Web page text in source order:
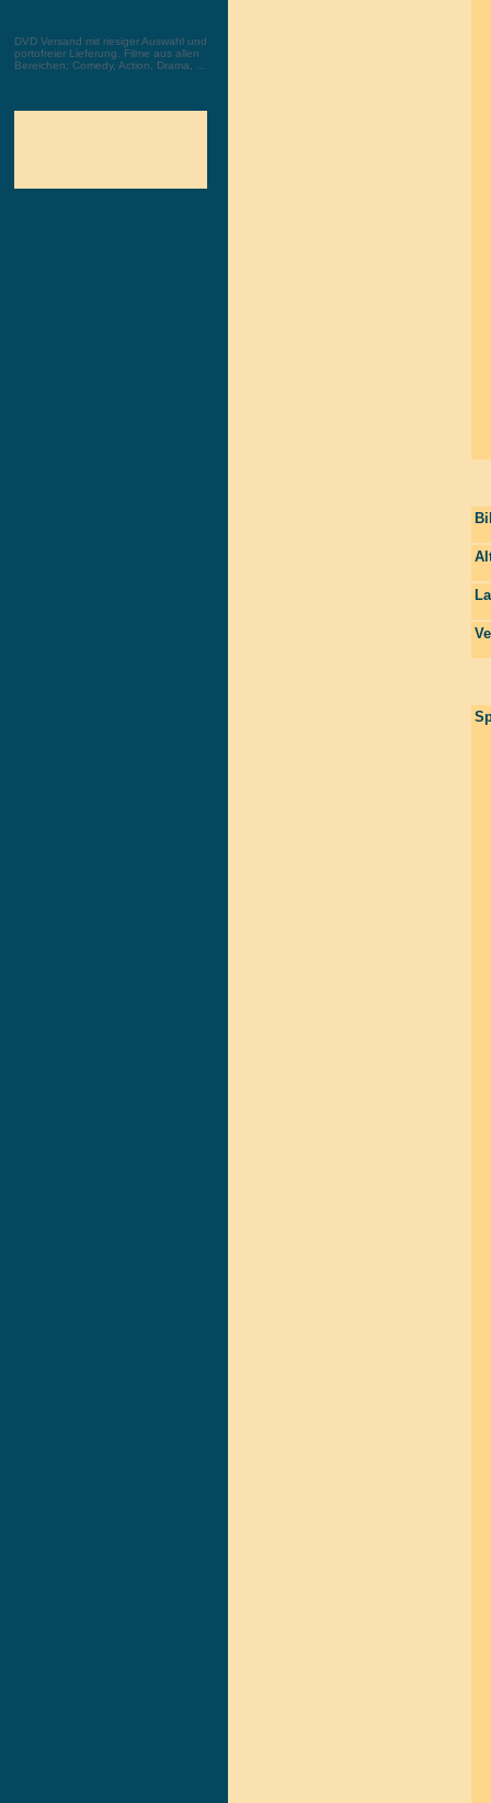
DVD Versand mit riesiger Auswahl und
portofreier Lieferung. Filme aus allen
Bereichen: Comedy, Action, Drama, ...